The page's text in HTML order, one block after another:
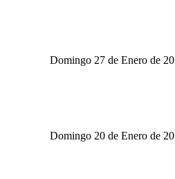
Domingo 27 de Enero de
Domingo 20 de Enero de